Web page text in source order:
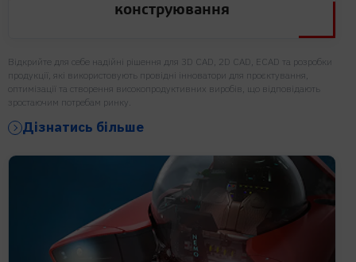
конструювання
Відкрийте для себе надійні рішення для 3D CAD, 2D CAD, ECAD та розробки
продукції, які використовують провідні інноватори для проєктування,
оптимізації та створення високопродуктивних виробів, що відповідають
зростаючим потребам ринку.
Дізнатись більше